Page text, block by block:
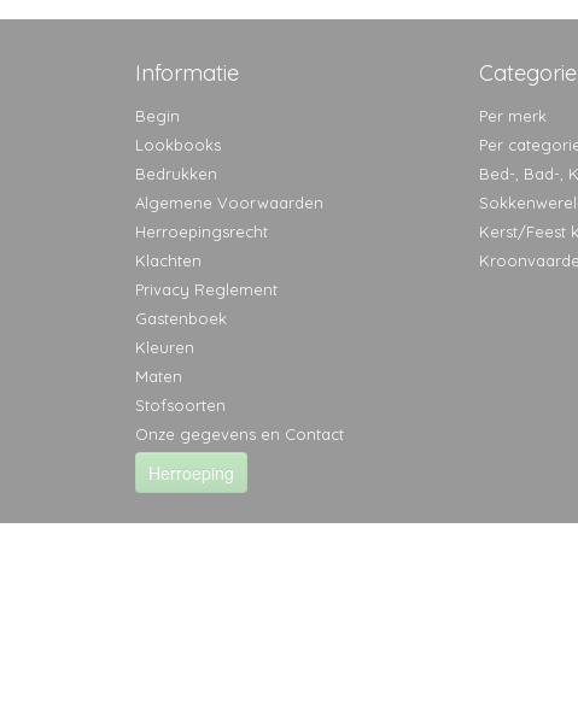
Informatie
Begin
Lookbooks
Bedrukken
Algemene Voorwaarden
Herroepingsrecht
Klachten
Privacy Reglement
Gastenboek
Kleuren
Maten
Stofsoorten
Onze gegevens en Contact
Herroeping
Per merk
Per
Bed-, Bad-,
Kerst/Feest